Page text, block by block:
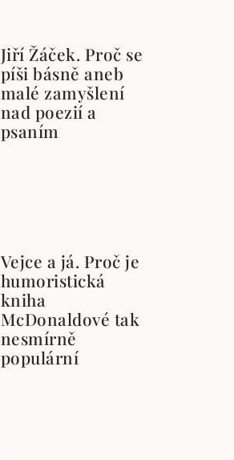
Jiří Žáček. Proč se
píši básně aneb
malé zamyšlení
nad poezií a
psaním
Vejce a já. Proč je
humoristická
kniha
McDonaldové tak
nesmírně
populární